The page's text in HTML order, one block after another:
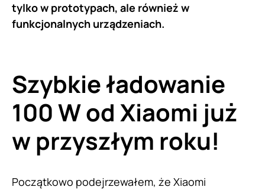
tylko w prototypach, ale również w
funkcjonalnych urządzeniach.
Szybkie ładowanie
100 W od Xiaomi już
w przyszłym roku!
Początkowo podejrzewałem, że Xiaomi